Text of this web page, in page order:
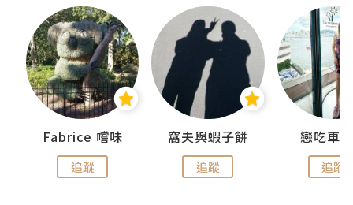
Fabrice 嚐味
追蹤
窩夫與蝦子餅
追蹤
戀吃車
追蹤